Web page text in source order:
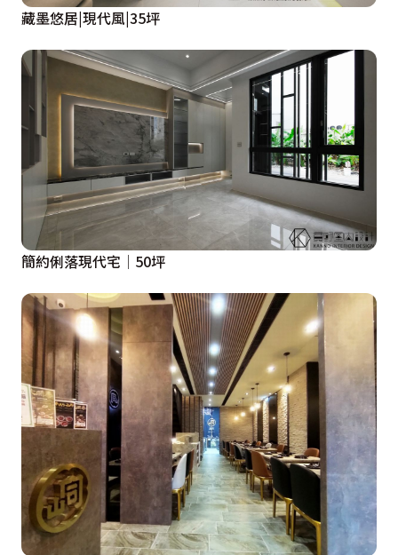
藏墨悠居|現代風|35坪
簡約俐落現代宅│50坪